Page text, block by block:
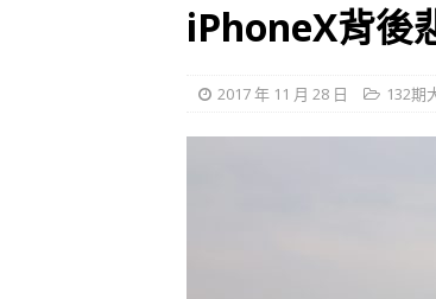
iPhoneX背後
2017 年 11 月 28 日 132期